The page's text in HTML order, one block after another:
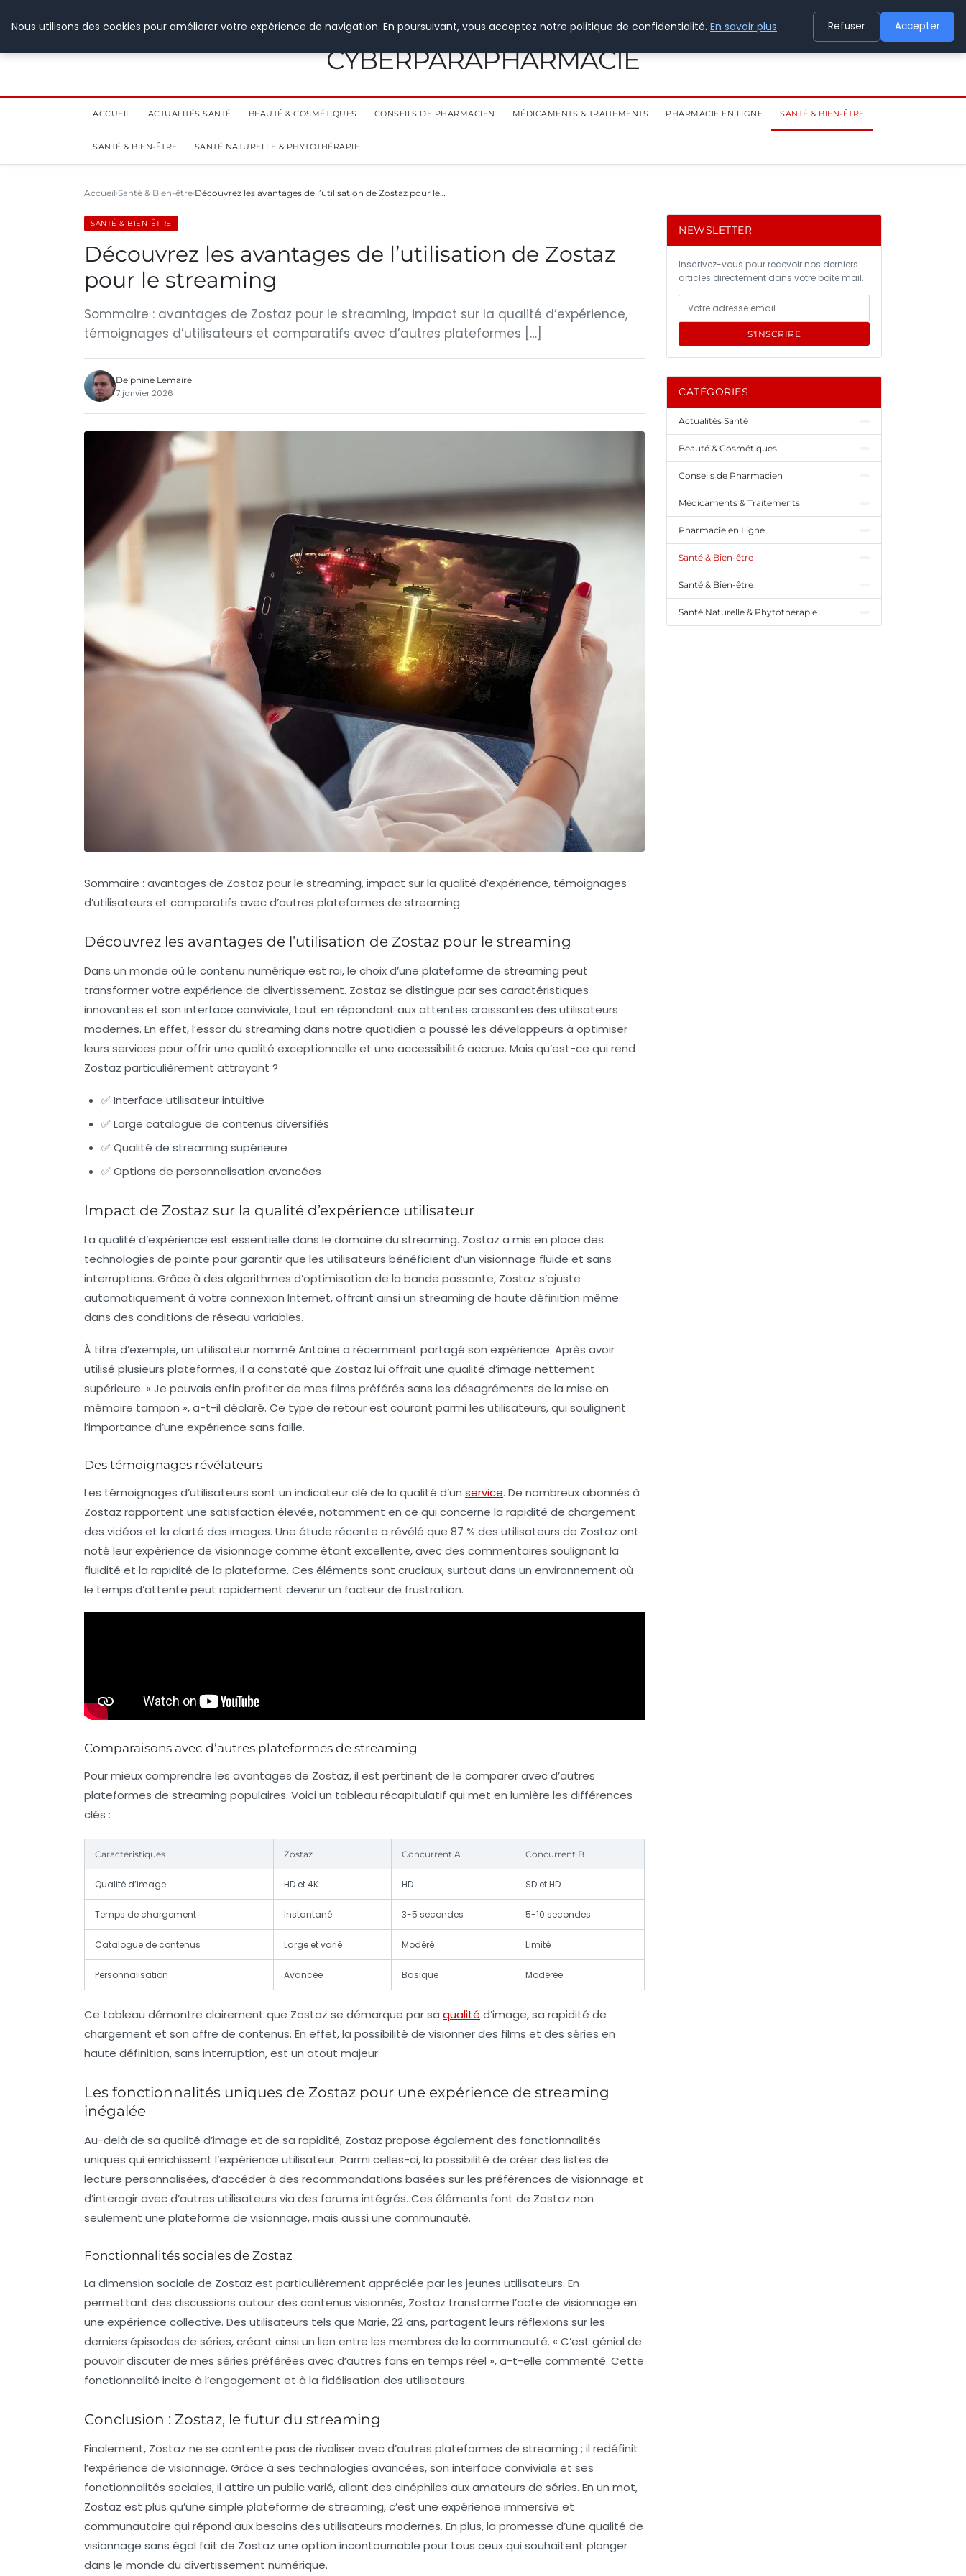
CYBERPARAPHARMACIE
ACCUEIL ACTUALITÉS SANTÉ BEAUTÉ & COSMÉTIQUES CONSEILS DE PHARMACIEN MÉDICAMENTS & TRAITEMENTS PHARMACIE EN LIGNE SANTÉ & BIEN-ÊTRE
SANTÉ & BIEN-ÊTRE SANTÉ NATURELLE & PHYTOTHÉRAPIE
Accueil Santé & Bien-être Découvrez les avantages de l’utilisation de Zostaz pour le…
SANTÉ & BIEN-ÊTRE
Découvrez les avantages de l’utilisation de Zostaz
pour le streaming
Sommaire : avantages de Zostaz pour le streaming, impact sur la qualité d’expérience,
témoignages d’utilisateurs et comparatifs avec d’autres plateformes […]
Delphine Lemaire
7 janvier 2026
Sommaire : avantages de Zostaz pour le streaming, impact sur la qualité d’expérience, témoignages
d’utilisateurs et comparatifs avec d’autres plateformes de streaming.
Découvrez les avantages de l’utilisation de Zostaz pour le streaming
Dans un monde où le contenu numérique est roi, le choix d’une plateforme de streaming peut
transformer votre expérience de divertissement. Zostaz se distingue par ses caractéristiques
innovantes et son interface conviviale, tout en répondant aux attentes croissantes des utilisateurs
modernes. En effet, l’essor du streaming dans notre quotidien a poussé les développeurs à optimiser
leurs services pour offrir une qualité exceptionnelle et une accessibilité accrue. Mais qu’est-ce qui rend
Zostaz particulièrement attrayant ?
✅ Interface utilisateur intuitive
✅ Large catalogue de contenus diversifiés
✅ Qualité de streaming supérieure
✅ Options de personnalisation avancées
Impact de Zostaz sur la qualité d’expérience utilisateur
La qualité d’expérience est essentielle dans le domaine du streaming. Zostaz a mis en place des
technologies de pointe pour garantir que les utilisateurs bénéficient d’un visionnage fluide et sans
interruptions. Grâce à des algorithmes d’optimisation de la bande passante, Zostaz s’ajuste
automatiquement à votre connexion Internet, offrant ainsi un streaming de haute définition même
dans des conditions de réseau variables.
À titre d’exemple, un utilisateur nommé Antoine a récemment partagé son expérience. Après avoir
utilisé plusieurs plateformes, il a constaté que Zostaz lui offrait une qualité d’image nettement
supérieure. « Je pouvais enfin profiter de mes films préférés sans les désagréments de la mise en
mémoire tampon », a-t-il déclaré. Ce type de retour est courant parmi les utilisateurs, qui soulignent
l’importance d’une expérience sans faille.
Des témoignages révélateurs
Les témoignages d’utilisateurs sont un indicateur clé de la qualité d’un service. De nombreux abonnés à
Zostaz rapportent une satisfaction élevée, notamment en ce qui concerne la rapidité de chargement
des vidéos et la clarté des images. Une étude récente a révélé que 87 % des utilisateurs de Zostaz ont
noté leur expérience de visionnage comme étant excellente, avec des commentaires soulignant la
fluidité et la rapidité de la plateforme. Ces éléments sont cruciaux, surtout dans un environnement où
le temps d’attente peut rapidement devenir un facteur de frustration.
Comparaisons avec d’autres plateformes de streaming
Pour mieux comprendre les avantages de Zostaz, il est pertinent de le comparer avec d’autres
plateformes de streaming populaires. Voici un tableau récapitulatif qui met en lumière les différences
clés :
Caractéristiques Zostaz Concurrent A Concurrent B
Qualité d’image HD et 4K HD SD et HD
Temps de chargement Instantané 3-5 secondes 5-10 secondes
Catalogue de contenus Large et varié Modéré Limité
Personnalisation Avancée Basique Modérée
Ce tableau démontre clairement que Zostaz se démarque par sa qualité d’image, sa rapidité de
chargement et son offre de contenus. En effet, la possibilité de visionner des films et des séries en
haute définition, sans interruption, est un atout majeur.
Les fonctionnalités uniques de Zostaz pour une expérience de streaming
inégalée
Au-delà de sa qualité d’image et de sa rapidité, Zostaz propose également des fonctionnalités
uniques qui enrichissent l’expérience utilisateur. Parmi celles-ci, la possibilité de créer des listes de
lecture personnalisées, d’accéder à des recommandations basées sur les préférences de visionnage et
d’interagir avec d’autres utilisateurs via des forums intégrés. Ces éléments font de Zostaz non
seulement une plateforme de visionnage, mais aussi une communauté.
Fonctionnalités sociales de Zostaz
La dimension sociale de Zostaz est particulièrement appréciée par les jeunes utilisateurs. En
permettant des discussions autour des contenus visionnés, Zostaz transforme l’acte de visionnage en
une expérience collective. Des utilisateurs tels que Marie, 22 ans, partagent leurs réflexions sur les
derniers épisodes de séries, créant ainsi un lien entre les membres de la communauté. « C’est génial de
pouvoir discuter de mes séries préférées avec d’autres fans en temps réel », a-t-elle commenté. Cette
fonctionnalité incite à l’engagement et à la fidélisation des utilisateurs.
Conclusion : Zostaz, le futur du streaming
Finalement, Zostaz ne se contente pas de rivaliser avec d’autres plateformes de streaming ; il redéfinit
l’expérience de visionnage. Grâce à ses technologies avancées, son interface conviviale et ses
fonctionnalités sociales, il attire un public varié, allant des cinéphiles aux amateurs de séries. En un mot,
Zostaz est plus qu’une simple plateforme de streaming, c’est une expérience immersive et
communautaire qui répond aux besoins des utilisateurs modernes. En plus, la promesse d’une qualité de
visionnage sans égal fait de Zostaz une option incontournable pour tous ceux qui souhaitent plonger
dans le monde du divertissement numérique.
NEWSLETTER
Inscrivez-vous pour recevoir nos derniers
articles directement dans votre boîte mail.
S'INSCRIRE
CATÉGORIES
Actualités Santé
Beauté & Cosmétiques
Conseils de Pharmacien
Médicaments & Traitements
Pharmacie en Ligne
Santé & Bien-être
Santé & Bien-être
Santé Naturelle & Phytothérapie
Nous utilisons des cookies pour améliorer votre expérience de navigation. En poursuivant, vous acceptez notre politique de confidentialité. En savoir plus Refuser Accepter